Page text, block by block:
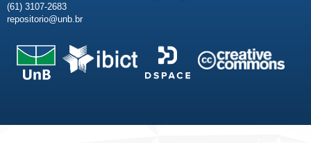
(61) 3107-2683
repositorio@unb.br